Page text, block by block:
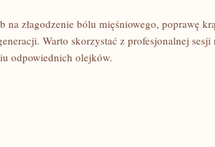
na‍ złagodzenie bólu mięśniowego, poprawę​
Warto skorzystać z profesjonalnej sesji
odpowiednich olejków.